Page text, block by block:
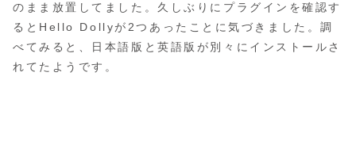
のまま放置してました。久しぶりにプラグインを確認す
るとHello Dollyが2つあったことに気づきました。調
べてみると、日本語版と英語版が別々にインストールさ
れてたようです。